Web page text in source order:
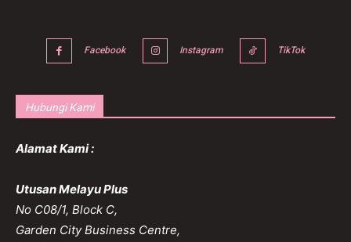
Facebook Instagram TikTok
Hubungi Kami
Alamat Kami :
Utusan Melayu Plus
No C08/1, Block C,
Garden City Business Centre,